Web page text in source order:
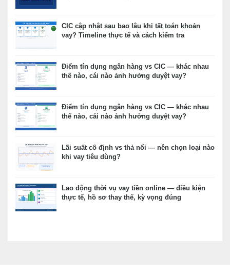
CIC cập nhật sau bao lâu khi tất toán khoản
vay? Timeline thực tế và cách kiểm tra
Điểm tín dụng ngân hàng vs CIC — khác nhau
thế nào, cái nào ảnh hưởng duyệt vay?
Điểm tín dụng ngân hàng vs CIC — khác nhau
thế nào, cái nào ảnh hưởng duyệt vay?
Lãi suất cố định vs thả nổi — nên chọn loại nào
khi vay tiêu dùng?
Lao động thời vụ vay tiền online — điều kiện
thực tế, hồ sơ thay thế, kỳ vọng đúng